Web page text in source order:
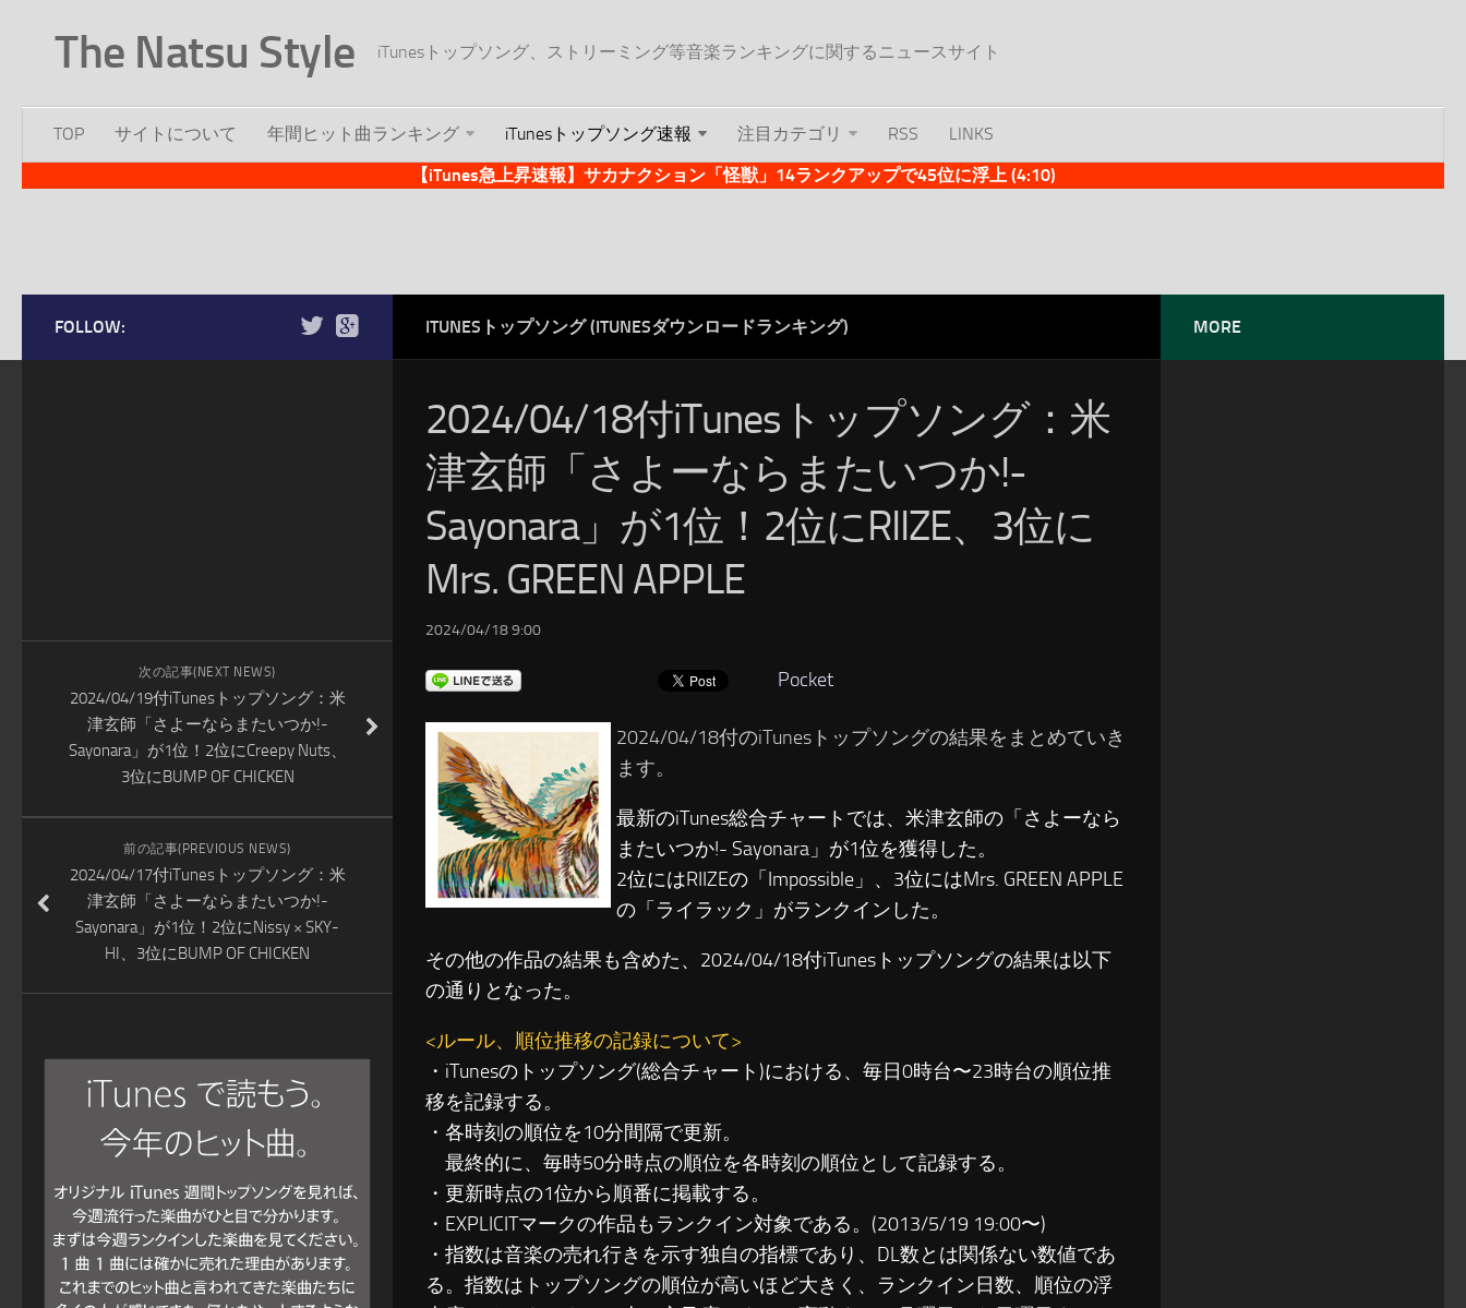
The Natsu Style iTunesトップソング、ストリーミング等音楽ランキングに関するニュースサイト
TOP サイトについて 年間ヒット曲ランキング iTunesトップソング速報 注目カテゴリ RSS
LINKS
【iTunes急上昇速報】サカナクション「怪獣」14ランクアップで45位に浮上 (4:10)
ITUNESトップソング (ITUNESダウンロードランキング)
2024/04/18付iTunesトップソング：米
津玄師「さよーならまたいつか!-
Sayonara」が1位！2位にRIIZE、3位に
Mrs. GREEN APPLE
2024/04/18 9:00
Pocket
2024/04/18付のiTunesトップソングの結果をまとめていき
ます。
最新のiTunes総合チャートでは、米津玄師の「さよーなら
またいつか!- Sayonara」が1位を獲得した。
2位にはRIIZEの「Impossible」、3位にはMrs. GREEN APPLE
の「ライラック」がランクインした。
その他の作品の結果も含めた、2024/04/18付iTunesトップソングの結果は以下
の通りとなった。
<ルール、順位推移の記録について>
・iTunesのトップソング(総合チャート)における、毎日0時台〜23時台の順位推
移を記録する。
・各時刻の順位を10分間隔で更新。
最終的に、毎時50分時点の順位を各時刻の順位として記録する。
・更新時点の1位から順番に掲載する。
・EXPLICITマークの作品もランクイン対象である。(2013/5/19 19:00〜)
・指数は音楽の売れ行きを示す独自の指標であり、DL数とは関係ない数値であ
る。指数はトップソングの順位が高いほど大きく、ランクイン日数、順位の浮
FOLLOW:
次の記事(NEXT NEWS)
2024/04/19付iTunesトップソング：米
津玄師「さよーならまたいつか!-
Sayonara」が1位！2位にCreepy Nuts、
3位にBUMP OF CHICKEN
前の記事(PREVIOUS NEWS)
2024/04/17付iTunesトップソング：米
津玄師「さよーならまたいつか!-
Sayonara」が1位！2位にNissy × SKY-
HI、3位にBUMP OF CHICKEN
MORE